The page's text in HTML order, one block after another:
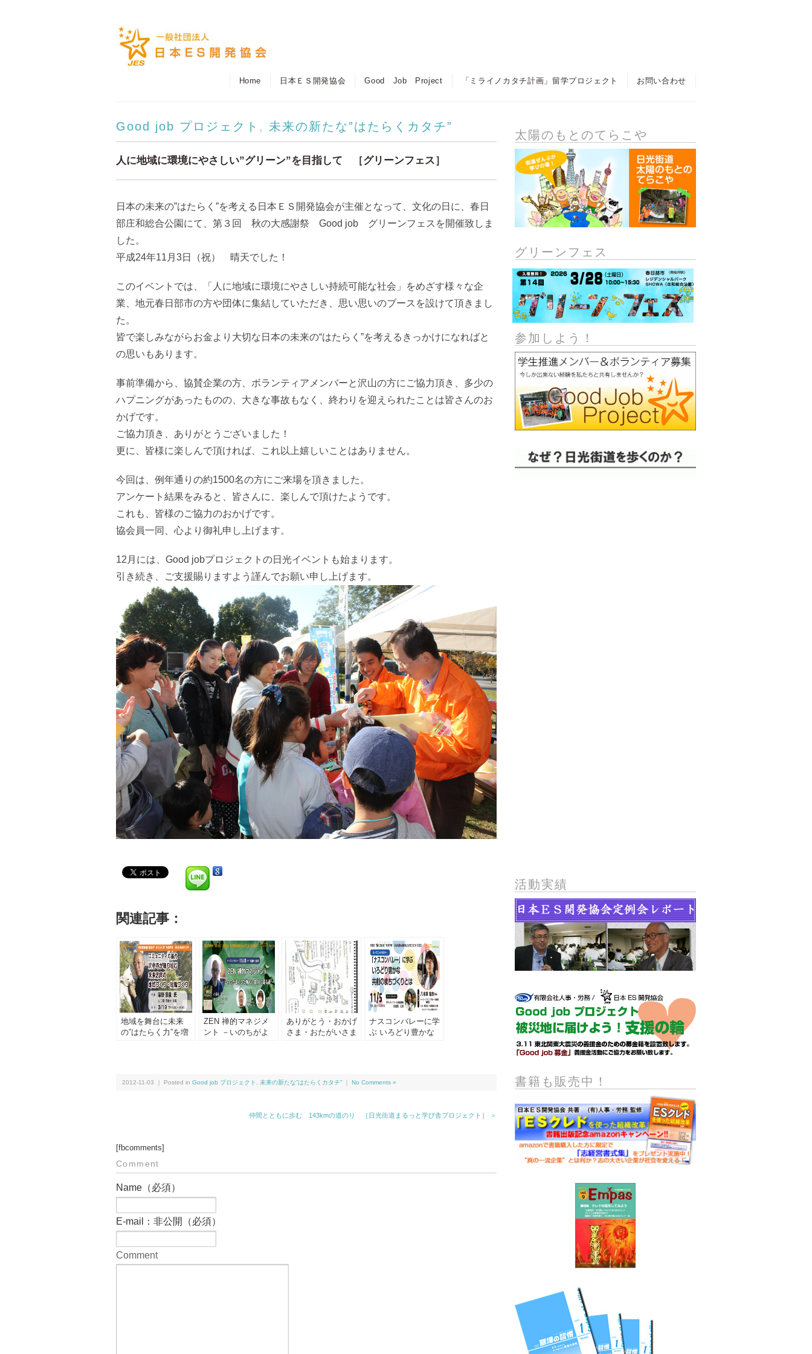
Home 日本ＥＳ開発協会 Good Job Project 「ミライノカタチ計画」留学プロジェクト お問い合わせ
Good job プロジェクト , 未来の新たな”はたらくカタチ”
人に地域に環境にやさしい”グリーン”を目指して ［グリーンフェス］
日本の未来の”はたらく”を考える日本ＥＳ開発協会が主催となって、文化の日に、春日
部庄和総合公園にて、第３回 秋の大感謝祭 Good job グリーンフェスを開催致しま
した。
平成24年11月3日（祝） 晴天でした！
このイベントでは、「人に地域に環境にやさしい持続可能な社会」をめざす様々な企
業、地元春日部市の方や団体に集結していただき、思い思いのブースを設けて頂きまし
た。
皆で楽しみながらお金より大切な日本の未来の“はたらく”を考えるきっかけになればと
の思いもあります。
事前準備から、協賛企業の方、ボランティアメンバーと沢山の方にご協力頂き、多少の
ハプニングがあったものの、大きな事故もなく、終わりを迎えられたことは皆さんのお
かげです。
ご協力頂き、ありがとうございました！
更に、皆様に楽しんで頂ければ、これ以上嬉しいことはありません。
今回は、例年通りの約1500名の方にご来場を頂きました。
アンケート結果をみると、皆さんに、楽しんで頂けたようです。
これも、皆様のご協力のおかげです。
協会員一同、心より御礼申し上げます。
12月には、Good jobプロジェクトの日光イベントも始まります。
引き続き、ご支援賜りますよう謹んでお願い申し上げます。
関連記事：
地域を舞台に未来
の”はたらく力”を増
ZEN 禅的マネジメ
ント －いのちがよ
ありがとう・おかげ
さま・おたがいさま
ナスコンバレーに学
ぶ いろどり豊かな
2012-11-03 ｜ Posted in Good job プロジェクト , 未来の新たな”はたらくカタチ” No Comments »
仲間とともに歩む 143kmの道のり ［日光街道まるっと学び舎プロジェクト］ ＞
[fbcomments]
Comment
Name（必須）
E-mail：非公開（必須）
Comment
太陽のもとのてらこや
グリーンフェス
参加しよう！
活動実績
書籍も販売中！